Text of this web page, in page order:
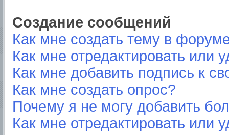
Создание сообщений
Как мне создать тему в
Как мне отредактировать или
Как мне добавить подпись к
Как мне создать опрос?
Почему я не могу добавить
Как мне отредактировать или